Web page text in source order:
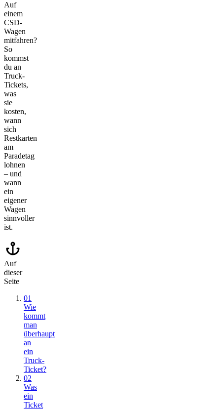
Auf
einem
CSD-
Wagen
mitfahren?
So
kommst
du an
Truck-
Tickets,
was
sie
kosten,
wann
sich
Restkarten
am
Paradetag
lohnen
– und
wann
ein
eigener
Wagen
sinnvoller
ist.
Auf
dieser
Seite
01
Wie
kommt
man
überhaupt
an
ein
Truck-
Ticket?
02
Was
ein
Ticket